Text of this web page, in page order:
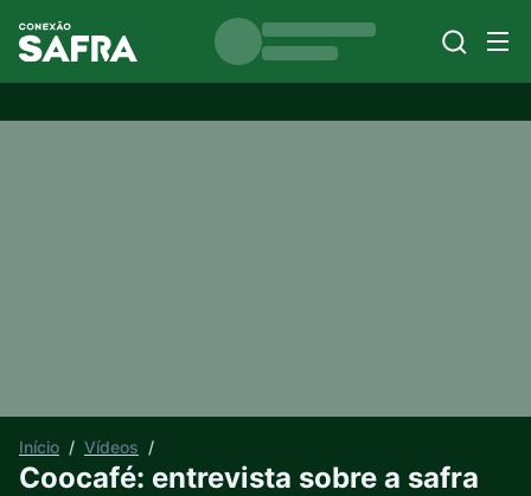
Início / Vídeos /
Coocafé: entrevista sobre a safra